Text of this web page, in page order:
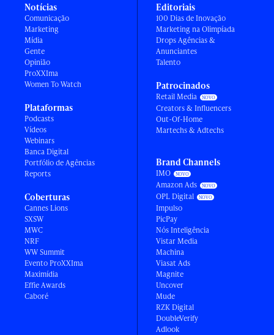
Notícias
Comunicação
Marketing
Mídia
Gente
Opinião
ProXXIma
Women To Watch
Plataformas
Podcasts
Vídeos
Webinars
Banca Digital
Portfólio de Agências
Reports
Coberturas
Cannes Lions
SXSW
MWC
NRF
WW Summit
Evento ProXXIma
Maximídia
Effie Awards
Caboré
Editoriais
100 Dias de Inovação
Marketing na Olimpíada
Drops Agências &
Anunciantes
Talento
Patrocinados
Retail Media
Creators & Influencers
Out-Of-Home
Martechs & Adtechs
Brand Channels
IMO
Amazon Ads
OPL Digital
Impulso
PicPay
Nós Inteligência
Vistar Media
Machina
Viasat Ads
Magnite
Uncover
Mude
RZK Digital
DoubleVerify
Adlook